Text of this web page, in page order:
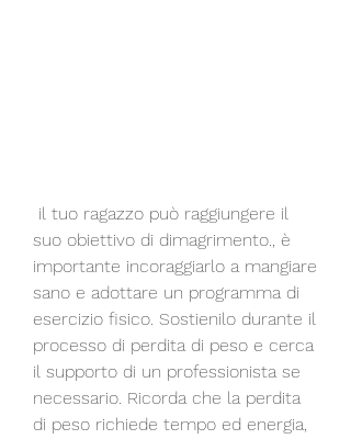
suo obiettivo di dimagrimento., è
importante incoraggiarlo a mangiare
sano e adottare un programma di
esercizio fisico. Sostienilo durante il
processo di perdita di peso e cerca
il supporto di un professionista se
necessario. Ricorda che la perdita
di peso richiede tempo ed energia,